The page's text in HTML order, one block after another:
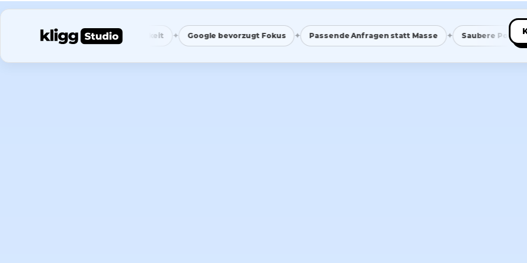
Weniger Vergleichbarkeit Google bevorzugt Fokus ✦ Passende Anfragen statt Masse ✦ Saubere Positionierung